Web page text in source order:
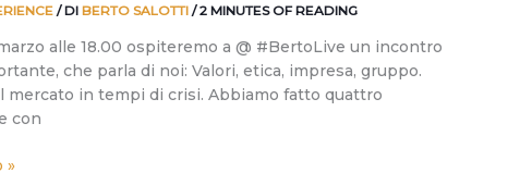
/ DI BERTO SALOTTI /2 MINUTES OF READING
alle 18.00 ospiteremo a @ #BertoLive un incontro
che parla di noi: Valori, etica, impresa, gruppo.
mercato in tempi di crisi. Abbiamo fatto quattro
con
»